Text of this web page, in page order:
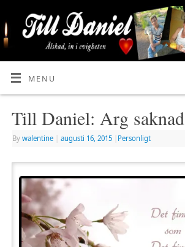
MENU
Till Daniel: Arg saknad
By walentine augusti 16, 2015 Personligt